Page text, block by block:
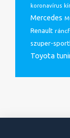
koronavírus
Mercedes
Renault
szuper-
Toyota